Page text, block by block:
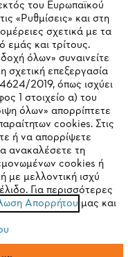
Cookies
NICHT
nicht unterstützen. Für
wir Ihnen, zu
Chrome
του Ευρωπαϊκού
«Ρυθμίσεις» και στη
σχετικά με τα
εμάς και τρίτους.
όλων» συναινείτε
σχετική επεξεργασία
2019, όπως ισχύει
1 στοιχείο α) του
όλων» απορρίπτετε
cookies. Στις
ή να απορρίψετε
ανακαλέσετε τη
cookies ή
μελλοντική ισχύ
Για περισσότερες
Απορρήτου μας και